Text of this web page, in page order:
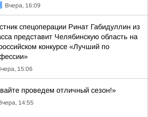
Вчера, 16:09
спецоперации Ринат Габидуллин из
представит Челябинскую область на
конкурсе «Лучший по
15:06
проведем отличный сезон!»
14:55